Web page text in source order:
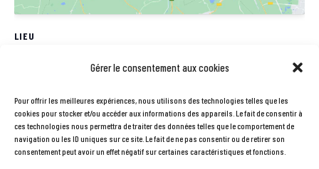
Gérer le consentement aux cookies
Pour offrir les meilleures expériences, nous utilisons des technologies telles que les
cookies pour stocker et/ou accéder aux informations des appareils. Le fait de consentir à
ces technologies nous permettra de traiter des données telles que le comportement de
navigation ou les ID uniques sur ce site. Le fait de ne pas consentir ou de retirer son
consentement peut avoir un effet négatif sur certaines caractéristiques et fonctions.
LIEU
Labège , 31670 France + Google Map
Téléphone
0561758080